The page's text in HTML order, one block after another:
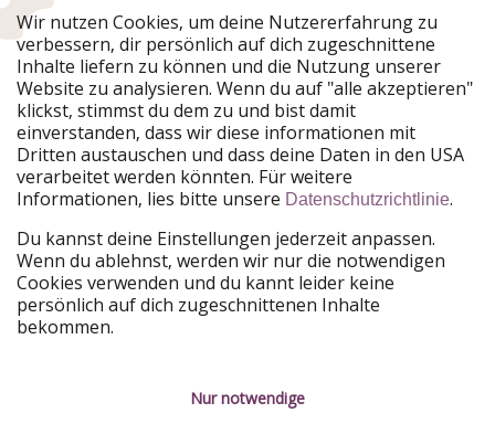
Urlaubspiraten ist Teil der HolidayPirates Group
Unsere Märkte
PiratinViaggio
HolidayPirates
VakantiePiraten
WakacyjniPiraci
VoyagesPirates
Ferienpiraten
Urlaubspiraten
ViajerosPiratas
TravelPirates
HolidayPirates Group
Lerne uns kennen
Über uns
Rechtliches
Wir nutzen Cookies, um deine Nutzererfahrung zu
verbessern, dir persönlich auf dich zugeschnittene
Inhalte liefern zu können und die Nutzung unserer
Website zu analysieren. Wenn du auf "alle akzeptieren"
klickst, stimmst du dem zu und bist damit
einverstanden, dass wir diese informationen mit
Dritten austauschen und dass deine Daten in den USA
verarbeitet werden könnten. Für weitere
Informationen, lies bitte unsere Datenschutzrichtlinie.
Du kannst deine Einstellungen jederzeit anpassen.
Wenn du ablehnst, werden wir nur die notwendigen
Cookies verwenden und du kannt leider keine
persönlich auf dich zugeschnittenen Inhalte
bekommen.
Nur notwendige